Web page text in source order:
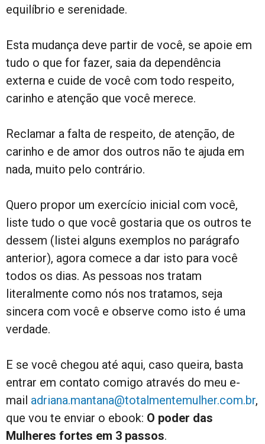
equilíbrio e serenidade.
Esta mudança deve partir de você, se apoie em
tudo o que for fazer, saia da dependência
externa e cuide de você com todo respeito,
carinho e atenção que você merece.
Reclamar a falta de respeito, de atenção, de
carinho e de amor dos outros não te ajuda em
nada, muito pelo contrário.
Quero propor um exercício inicial com você,
liste tudo o que você gostaria que os outros te
dessem (listei alguns exemplos no parágrafo
anterior), agora comece a dar isto para você
todos os dias. As pessoas nos tratam
literalmente como nós nos tratamos, seja
sincera com você e observe como isto é uma
verdade.
E se você chegou até aqui, caso queira, basta
entrar em contato comigo através do meu e-
mail adriana.mantana@totalmentemulher.com.br,
que vou te enviar o ebook: O poder das
Mulheres fortes em 3 passos.